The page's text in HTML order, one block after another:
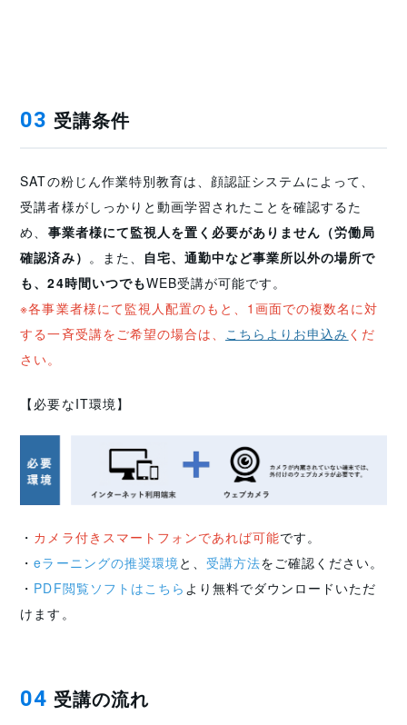
03 受講条件
SATの粉じん作業特別教育は、顔認証システムによって、
受講者様がしっかりと動画学習されたことを確認するた
め、 事業者様にて監視人を置く必要がありません（労働局
確認済み） 。また、
自宅、通勤中など事業所以外の場所で
も、24時間いつでもWEB受講が可能です。
※各事業者様にて監視人配置のもと、1画面での複数名に対
する一斉受講をご希望の場合は、 こちらよりお申込み くだ
さい。
【必要なIT環境】
・ カメラ付きスマートフォンであれば可能です。
・eラーニングの推奨環境と、 受講方法をご確認ください。
・ PDF閲覧ソフトはこちら より無料でダウンロードいただ
けます。
04 受講の流れ